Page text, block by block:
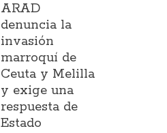
ARAD
denuncia la
invasión
marroquí de
Ceuta y Melilla
y exige una
respuesta de
Estado